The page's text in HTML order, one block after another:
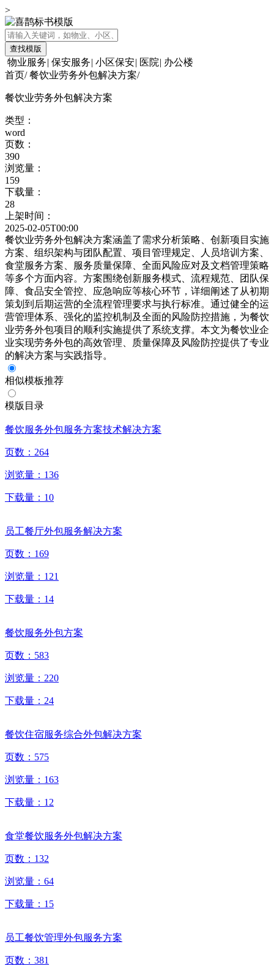
>
查找模版
物业服务| 保安服务| 小区保安| 医院| 办公楼
首页/ 餐饮业劳务外包解决方案/
餐饮业劳务外包解决方案
类型：
word
页数：
390
浏览量：
159
下载量：
28
上架时间：
2025-02-05T00:00
餐饮业劳务外包解决方案涵盖了需求分析策略、创新项目实施
方案、组织架构与团队配置、项目管理规定、人员培训方案、
食堂服务方案、服务质量保障、全面风险应对及文档管理策略
等多个方面内容。方案围绕创新服务模式、流程规范、团队保
障、食品安全管控、应急响应等核心环节，详细阐述了从初期
策划到后期运营的全流程管理要求与执行标准。通过健全的运
营管理体系、强化的监控机制及全面的风险防控措施，为餐饮
业劳务外包项目的顺利实施提供了系统支撑。本文为餐饮业企
业实现劳务外包的高效管理、质量保障及风险防控提供了专业
的解决方案与实践指导。
相似模板推荐
模版目录
餐饮服务外包服务方案技术解决方案
页数： 264
浏览量： 136
下载量： 10
员工餐厅外包服务解决方案
页数： 169
浏览量： 121
下载量： 14
餐饮服务外包方案
页数： 583
浏览量： 220
下载量： 24
餐饮住宿服务综合外包解决方案
页数： 575
浏览量： 163
下载量： 12
食堂餐饮服务外包解决方案
页数： 132
浏览量： 64
下载量： 15
员工餐饮管理外包服务方案
页数： 381